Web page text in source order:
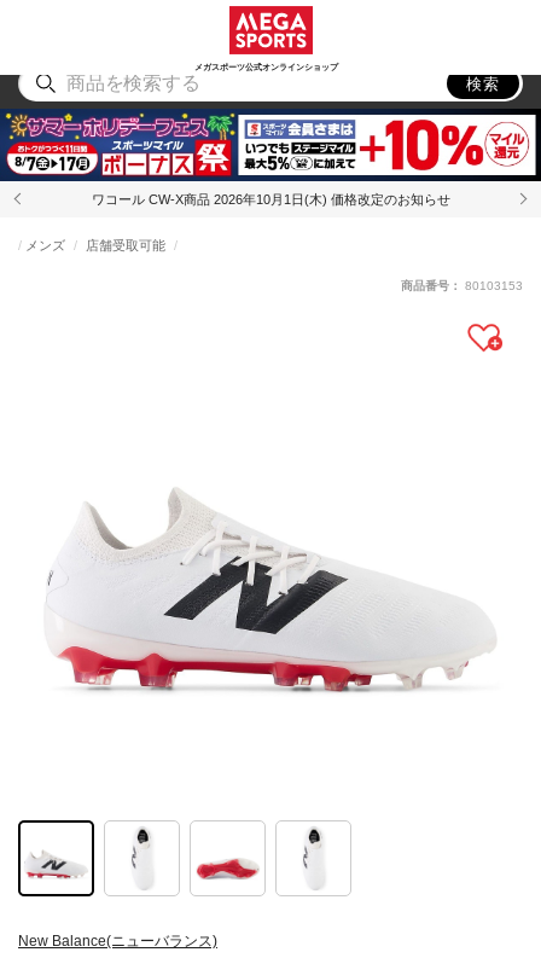
メガスポーツ公式オンラインショップ
アウトドア
検索
ワコール CW-X商品 2026年10月1日(木) 価格改定のお知らせ
New Balance(ニューバランス)
メンズ 店舗受取可能
商品番号： 80103153